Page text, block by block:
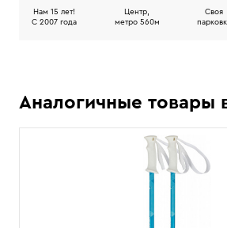
Нам 15 лет!
C 2007 года
Центр,
метро 560м
Своя
Аналогичные товары